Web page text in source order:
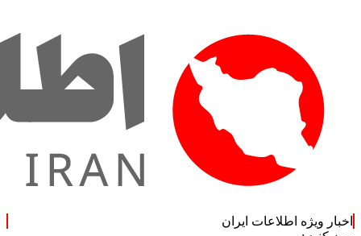
اخبار ویژه اطلاعات ایران